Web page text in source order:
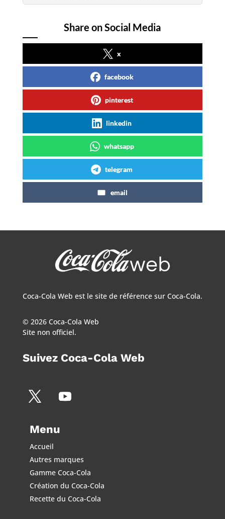
Share on Social Media
x
facebook
pinterest
linkedin
whatsapp
telegram
email
Coca-Cola Web est le site de référence sur Coca-Cola.
© 2026 Coca-Cola Web
Site non officiel.
Suivez Coca-Cola Web
Menu
Accueil
Autres marques
Gamme Coca-Cola
Création du Coca-Cola
Recette du Coca-Cola